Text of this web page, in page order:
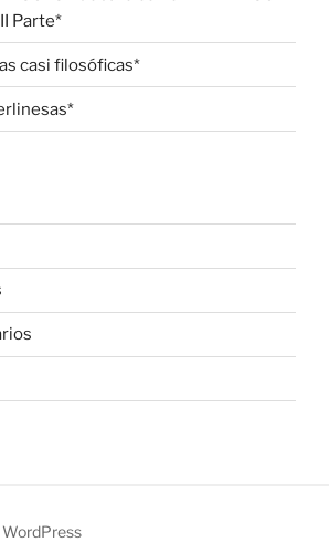
Parte*
casi filosóficas*
WordPress